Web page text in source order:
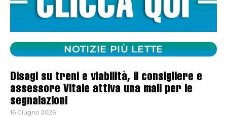
NOTIZIE PIÙ LETTE
Disagi su treni e viabilità, il consigliere e
assessore Vitale attiva una mail per le
segnalazioni
16 Giugno 2026